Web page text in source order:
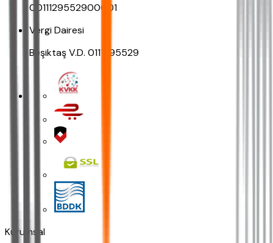
0011129552900001
Vergi Dairesi
Beşiktaş V.D. 0111295529
Kurumsal